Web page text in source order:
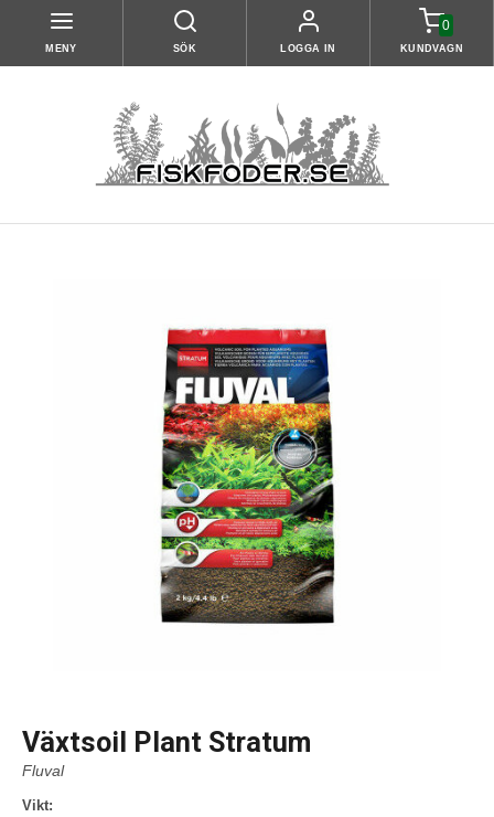
MENY SÖK LOGGA IN
0
KUNDVAGN
Växtsoil Plant Stratum
Fluval
Vikt: